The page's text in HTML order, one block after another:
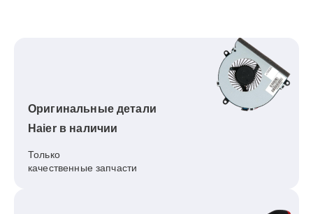
Оригинальные детали
Haier в наличии
Только
качественные запчасти